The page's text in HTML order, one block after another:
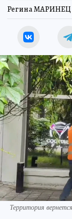
Регина МАРИНЕЦ
Территория